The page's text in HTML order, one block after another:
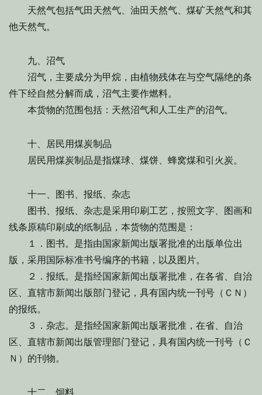
天然气包括气田天然气、油田天然气、煤矿天然气和其
他天然气。
九、沼气
沼气，主要成分为甲烷，由植物残体在与空气隔绝的条
件下经自然分解而成，沼气主要作燃料。
本货物的范围包括：天然沼气和人工生产的沼气。
十、居民用煤炭制品
居民用煤炭制品是指煤球、煤饼、蜂窝煤和引火炭。
十一、图书、报纸、杂志
图书、报纸、杂志是采用印刷工艺，按照文字、图画和
线条原稿印刷成的纸制品，本货物的范围是：
１．图书。是指由国家新闻出版署批准的出版单位出
版，采用国际标准书号编序的书籍，以及图片。
２．报纸。是指经国家新闻出版署批准，在各省、自治
区、直辖市新闻出版部门登记，具有国内统一刊号（ＣＮ）
的报纸。
３．杂志。是指经国家新闻出版署批准，在省、自治
区、直辖市新闻出版管理部门登记，具有国内统一刊号（Ｃ
Ｎ）的刊物。
十二、饲料